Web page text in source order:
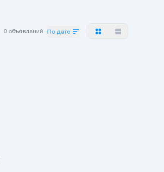
0 объявлений По дате